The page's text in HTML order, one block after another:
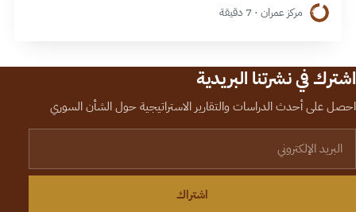
مركز عمران · 7 دقيقة
اشترك في نشرتنا البريدية
احصل على أحدث الدراسات والتقارير الاستراتيجية حول الشأن السوري
اشتراك